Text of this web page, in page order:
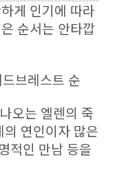
게 인기에 따라
순서는 안타깝
브레스트 순
오는 엘렌의 죽
연인이자 많은
적인 만남 등을